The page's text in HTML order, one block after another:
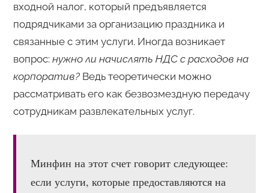
входной налог, который предъявляется
подрядчиками за организацию праздника и
связанные с этим услуги. Иногда возникает
вопрос: нужно ли начислять НДС с расходов на
корпоратив?Ведь теоретически можно
рассматривать его как безвозмездную передачу
сотрудникам развлекательных услуг.
Минфин на этот счет говорит следующее:
если услуги, которые предоставляются на